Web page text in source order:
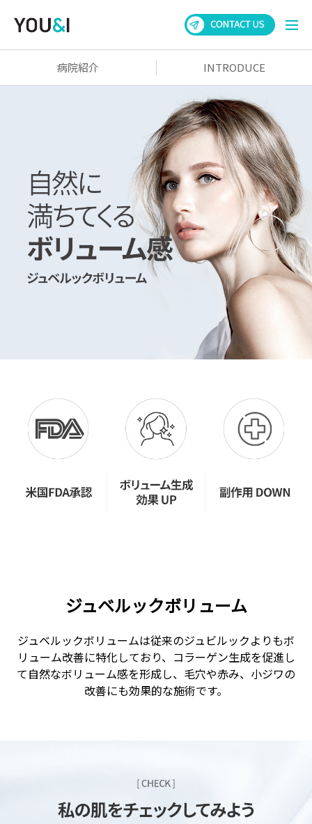
病院紹介 INTRODUCE
ジュベルックボリューム
ジュベルックボリュームは従来のジュビルックよりもボ
リューム改善に特化しており、コラーゲン生成を促進し
て自然なボリューム感を形成し、毛穴や赤み、小ジワの
改善にも効果的な施術です。